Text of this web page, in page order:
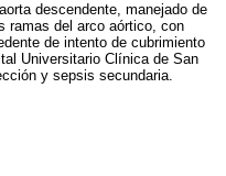
descendente, manejado de
ramas del arco aórtico, con
de intento de cubrimiento
Universitario Clínica de San
y sepsis secundaria.